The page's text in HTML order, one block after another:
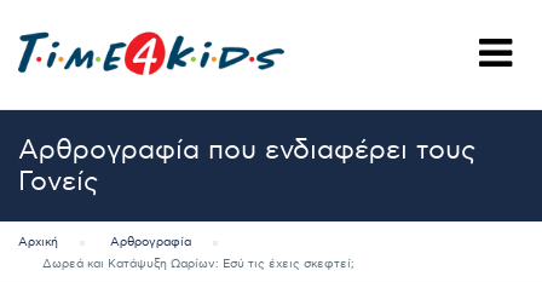
Αρθρογραφία που ενδιαφέρει τους
Γονείς
Αρχική
Αρθρογραφία
Δωρεά και Κατάψυξη Ωαρίων: Εσύ τις έχεις σκεφτεί;